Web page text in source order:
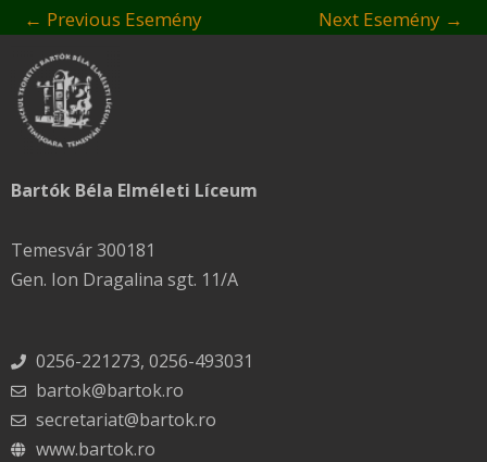
← Previous Esemény Next Esemény →
Bartók Béla Elméleti Líceum
Temesvár 300181
Gen. Ion Dragalina sgt. 11/A
0256-221273, 0256-493031
bartok@bartok.ro
secretariat@bartok.ro
www.bartok.ro